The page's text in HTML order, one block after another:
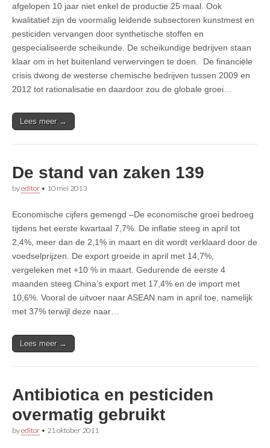
afgelopen 10 jaar niet enkel de productie 25 maal. Ook
kwalitatief zijn de voormalig leidende subsectoren kunstmest en
pesticiden vervangen door synthetische stoffen en
gespecialiseerde scheikunde. De scheikundige bedrijven staan
klaar om in het buitenland verwervingen te doen. De financiële
crisis dwong de westerse chemische bedrijven tussen 2009 en
2012 tot rationalisatie en daardoor zou de globale groei…
Lees meer →
De stand van zaken 139
byeditor • 10 mei 2013
Economische cijfers gemengd –De economische groei bedroeg
tijdens het eerste kwartaal 7,7%. De inflatie steeg in april tot
2,4%, meer dan de 2,1% in maart en dit wordt verklaard door de
voedselprijzen. De export groeide in april met 14,7%,
vergeleken met +10 % in maart. Gedurende de eerste 4
maanden steeg China’s export met 17,4% en de import met
10,6%. Vooral de uitvoer naar ASEAN nam in april toe, namelijk
met 37% terwijl deze naar…
Lees meer →
Antibiotica en pesticiden
overmatig gebruikt
byeditor • 21 oktober 2011